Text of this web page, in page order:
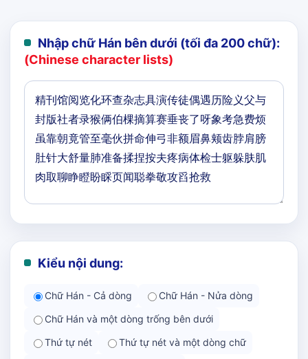
Nhập chữ Hán bên dưới (tối đa 200 chữ):
(Chinese character lists)
Kiểu nội dung:
Chữ Hán - Cả dòng
Chữ Hán - Nửa dòng
Chữ Hán và một dòng trống bên dưới
Thứ tự nét
Thứ tự nét và một dòng chữ